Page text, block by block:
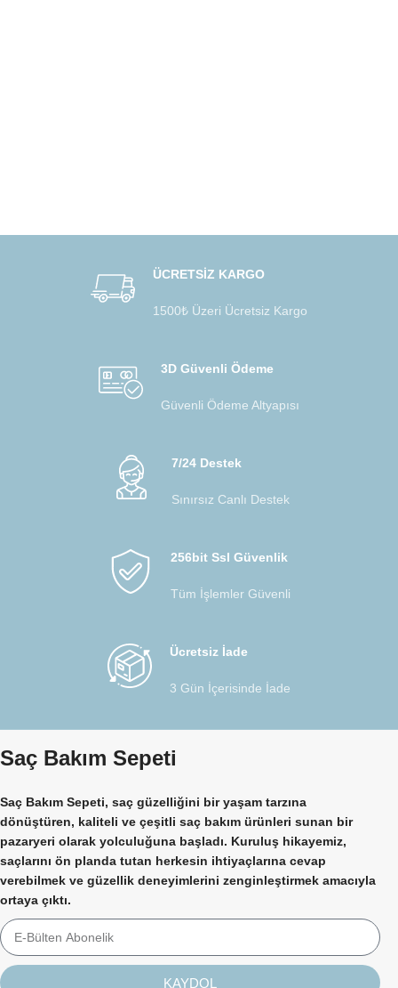
ÜCRETSİZ KARGO
1500₺ Üzeri Ücretsiz Kargo
3D Güvenli Ödeme
Güvenli Ödeme Altyapısı
7/24 Destek
Sınırsız Canlı Destek
256bit Ssl Güvenlik
Tüm İşlemler Güvenli
Ücretsiz İade
3 Gün İçerisinde İade
Saç Bakım Sepeti
Saç Bakım Sepeti, saç güzelliğini bir yaşam tarzına
dönüştüren, kaliteli ve çeşitli saç bakım ürünleri sunan bir
pazaryeri olarak yolculuğuna başladı. Kuruluş hikayemiz,
saçlarını ön planda tutan herkesin ihtiyaçlarına cevap
verebilmek ve güzellik deneyimlerini zenginleştirmek amacıyla
ortaya çıktı.
KAYDOL